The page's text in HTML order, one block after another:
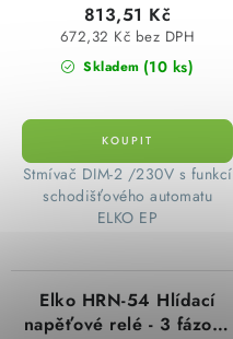
Skladem (10 ks)
672,32 Kč bez DPH
813,51 Kč
​ Stmívač DIM-2 /230V s funkcí
schodišťového automatu
ELKO EP
Elko HRN-54 Hlídací
napěťové relé - 3 fázové